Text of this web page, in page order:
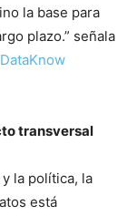
la base para
plazo.” señala
DataKnow
transversal
la política, la
está